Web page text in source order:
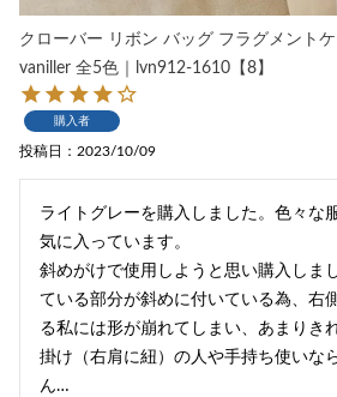
クローバー リボン バッグ フラグメント
vaniller 全5色｜lvn912-1610【8】
購入者
投稿日 2023/10/09
ライトグレーを購入しました。色々な
気に入っています。
斜めがけで使用しようと思い購入しま
ている部分が斜めに付いている為、右
る私には形が崩れてしまい、あまりき
掛け（右肩に紐）の人や手持ち使いな
ん…